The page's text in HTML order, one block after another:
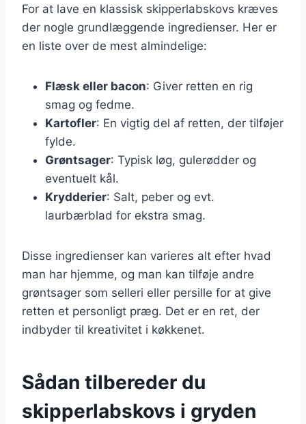
For at lave en klassisk skipperlabskovs kræves
der nogle grundlæggende ingredienser. Her er
en liste over de mest almindelige:
Flæsk eller bacon: Giver retten en rig
smag og fedme.
Kartofler: En vigtig del af retten, der tilføjer
fylde.
Grøntsager: Typisk løg, gulerødder og
eventuelt kål.
Krydderier: Salt, peber og evt.
laurbærblad for ekstra smag.
Disse ingredienser kan varieres alt efter hvad
man har hjemme, og man kan tilføje andre
grøntsager som selleri eller persille for at give
retten et personligt præg. Det er en ret, der
indbyder til kreativitet i køkkenet.
Sådan tilbereder du
skipperlabskovs i gryden